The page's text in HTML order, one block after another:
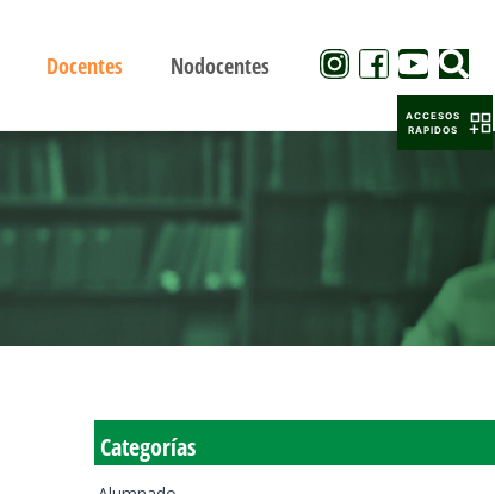
Docentes Nodocentes
Categorías
ACCESOS
RAPIDOS